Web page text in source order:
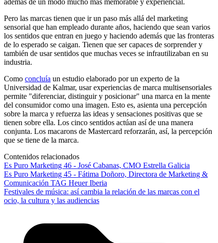
Pero las marcas tienen que ir un paso más allá del marketing
sensorial que han empleado durante años, haciendo que sean varios
los sentidos que entran en juego y haciendo además que las fronteras
de lo esperado se caigan. Tienen que ser capaces de sorprender y
también de usar sentidos que muchas veces se infrautilizaban en su
industria.
Como concluía un estudio elaborado por un experto de la
Universidad de Kalmar, usar experiencias de marca multisensoriales
permite "diferenciar, distinguir y posicionar" una marca en la mente
del consumidor como una imagen. Esto es, asienta una percepción
sobre la marca y refuerza las ideas y sensaciones positivas que se
tienen sobre ella. Los cinco sentidos actúan así de una manera
conjunta. Los macarons de Mastercard reforzarán, así, la percepción
que se tiene de la marca.
Contenidos relacionados
Es Puro Marketing 46 - José Cabanas, CMO Estrella Galicia
Es Puro Marketing 45 - Fátima Doñoro, Directora de Marketing &
Comunicación TAG Heuer Iberia
Festivales de música: así cambia la relación de las marcas con el
ocio, la cultura y las audiencias